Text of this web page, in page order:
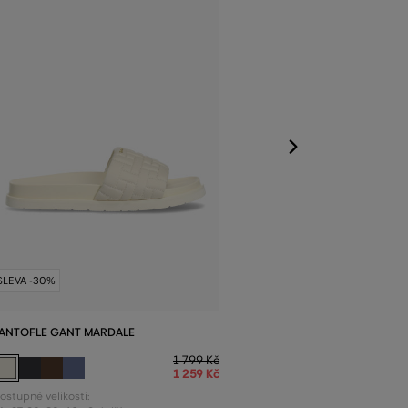
-30%
GANT MARDALE
1 799 Kč
1 259 Kč
velikosti: